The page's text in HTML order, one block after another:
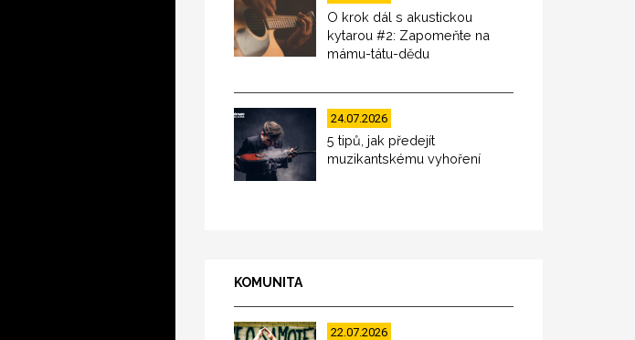
O krok dál s akustickou
kytarou #2: Zapomeňte na
mámu-tátu-dědu
24.07.2026
5 tipů, jak předejít
muzikantskému vyhoření
KOMUNITA
22.07.2026